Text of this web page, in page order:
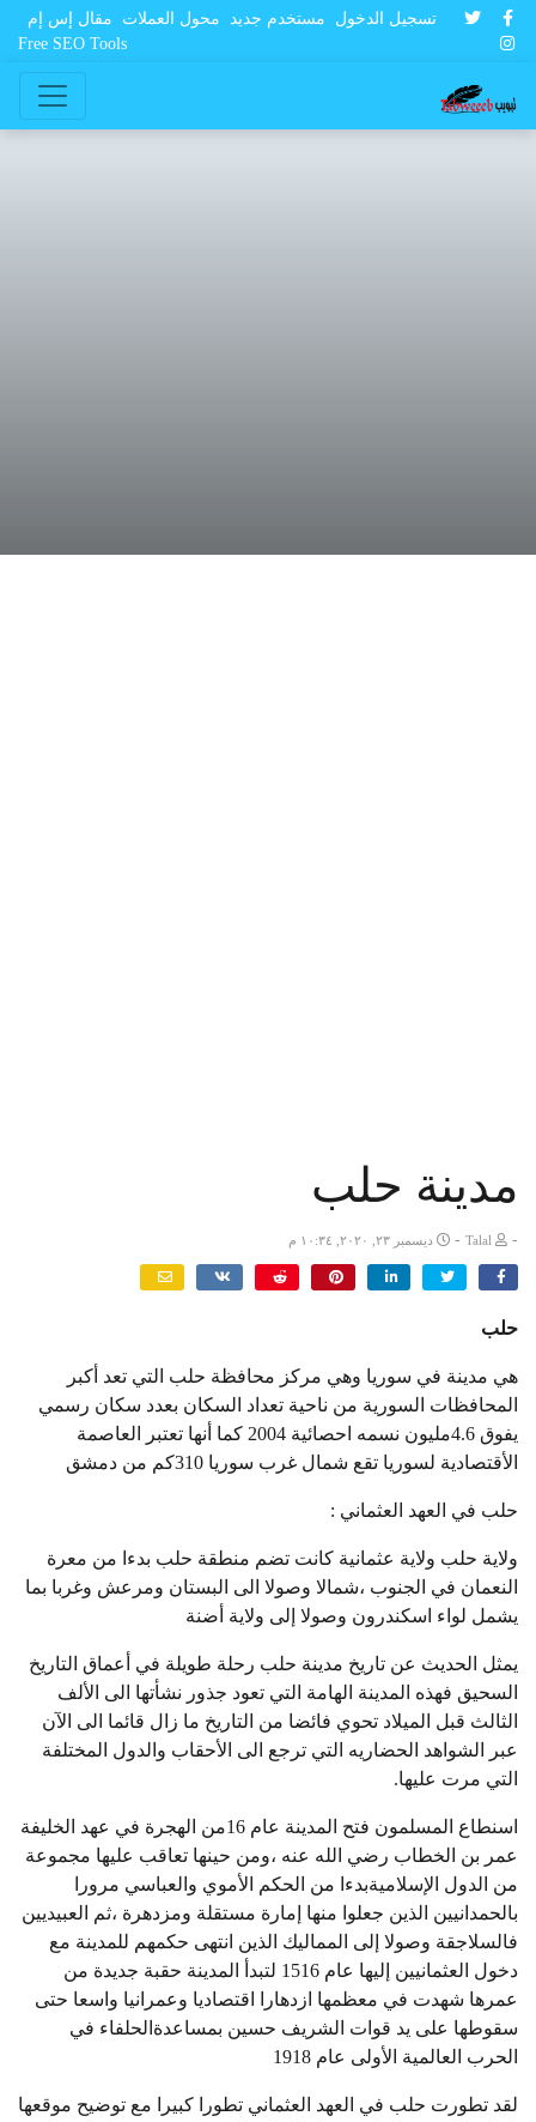
تسجيل الدخول مستخدم جديد محول العملات
مقال إس إم
Free SEO Tools
مدينة حلب
-
- ديسمبر ٢٣, ٢٠٢٠, ١٠:٣٤ م
حلب
هي مدينة في سوريا وهي مركز محافظة حلب التي تعد أكبر
المحافظات السورية من ناحية تعداد السكان بعدد سكان رسمي
يفوق 4.6مليون نسمه احصائية 2004 كما أنها تعتبر العاصمة
الأقتصادية لسوريا تقع شمال غرب سوريا 310كم من دمشق
حلب في العهد العثماني :
ولاية حلب ولاية عثمانية كانت تضم منطقة حلب بدءا من معرة
النعمان في الجنوب ،شمالا وصولا الى البستان ومرعش وغربا بما
يشمل لواء اسكندرون وصولا إلى ولاية أضنة
يمثل الحديث عن تاريخ مدينة حلب رحلة طويلة في أعماق التاريخ
السحيق فهذه المدينة الهامة التي تعود جذور نشأتها الى الألف
الثالث قبل الميلاد تحوي فائضا من التاريخ ما زال قائما الى الآن
عبر الشواهد الحضاريه التي ترجع الى الأحقاب والدول المختلفة
التي مرت عليها.
اسنطاع المسلمون فتح المدينة عام 16من الهجرة في عهد الخليفة
عمر بن الخطاب رضي الله عنه ،ومن حينها تعاقب عليها مجموعة
من الدول الإسلاميةبدءا من الحكم الأموي والعباسي مرورا
بالحمدانيين الذين جعلوا منها إمارة مستقلة ومزدهرة ،ثم العبيديين
فالسلاجقة وصولا إلى المماليك الذين انتهى حكمهم للمدينة مع
دخول العثمانيين إليها عام 1516 لتبدأ المدينة حقبة جديدة من
عمرها شهدت في معظمها ازدهارا اقتصاديا وعمرانيا واسعا حتى
سقوطها على يد قوات الشريف حسين بمساعدةالحلفاء في
الحرب العالمية الأولى عام 1918
لقد تطورت حلب في العهد العثماني تطورا كبيرا مع توضيح موقعها